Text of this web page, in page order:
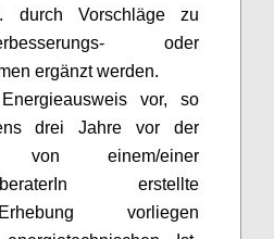
durch Vorschläge zu
oder
ergänzt werden.
vor, so
drei Jahre vor der
von einem/einer
beraterIn erstellte
vorliegen